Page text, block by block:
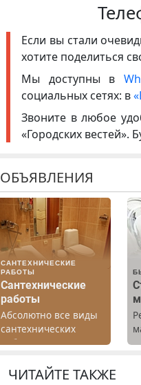
Если вы стали
хотите поделиться
Мы доступны в
социальных сетях: в
Звоните в любое
«Городских
ОБЪЯВЛЕНИЯ
САНТЕХНИЧЕСКИЕ
РАБОТЫ
Сантехнические
работы
Абсолютно все виды
сантехнических
работ. Быстро.
Недорого.
ЧИТАЙТЕ ТАКЖЕ